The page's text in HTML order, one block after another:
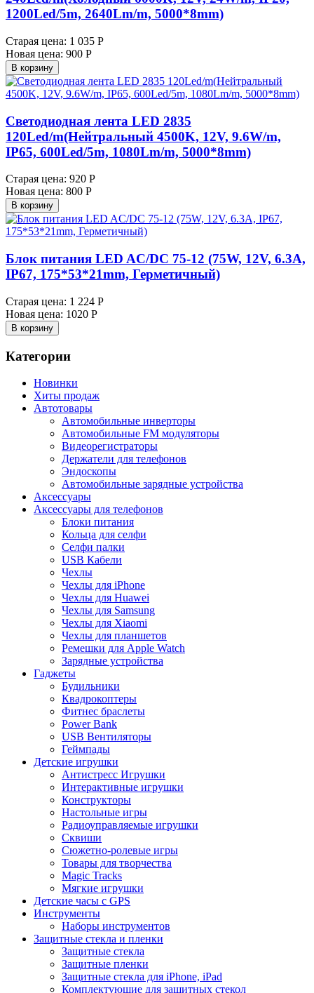
1200Led/5m, 2640Lm/m, 5000*8mm)
Старая цена: 1 035 Р
Новая цена: 900 Р
В корзину
Светодиодная лента LED 2835
120Led/m(Нейтральный 4500K, 12V, 9.6W/m,
IP65, 600Led/5m, 1080Lm/m, 5000*8mm)
Старая цена: 920 Р
Новая цена: 800 Р
В корзину
Блок питания LED AC/DC 75-12 (75W, 12V, 6.3A,
IP67, 175*53*21mm, Герметичный)
Старая цена: 1 224 Р
Новая цена: 1020 Р
В корзину
Категории
Новинки
Хиты продаж
Автотовары
Автомобильные инверторы
Автомобильные FM модуляторы
Видеорегистраторы
Держатели для телефонов
Эндоскопы
Автомобильные зарядные устройства
Аксессуары
Аксессуары для телефонов
Блоки питания
Кольца для селфи
Селфи палки
USB Кабели
Чехлы
Чехлы для iPhone
Чехлы для Huawei
Чехлы для Samsung
Чехлы для Xiaomi
Чехлы для планшетов
Ремешки для Apple Watch
Зарядные устройства
Гаджеты
Будильники
Квадрокоптеры
Фитнес браслеты
Power Bank
USB Вентиляторы
Геймпады
Детские игрушки
Антистресс Игрушки
Интерактивные игрушки
Конструкторы
Настольные игры
Радиоуправляемые игрушки
Сквиши
Сюжетно-ролевые игры
Товары для творчества
Magic Tracks
Мягкие игрушки
Детские часы с GPS
Инструменты
Наборы инструментов
Защитные стекла и пленки
Защитные стекла
Защитные пленки
Защитные стекла для iPhone, iPad
Комплектующие для защитных стекол